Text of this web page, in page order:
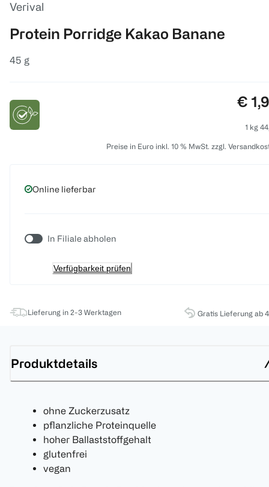
Verival
Protein Porridge Kakao Banane
45 g
€
1 kg
Preise in Euro inkl. 10 % MwSt. zzgl.
Online lieferbar
In Filiale abholen
Verfügbarkeit prüfen
Lieferung in 2-3 Werktagen Gratis Lieferung ab
Produktdetails
ohne Zuckerzusatz
pflanzliche Proteinquelle
hoher Ballaststoffgehalt
glutenfrei
vegan